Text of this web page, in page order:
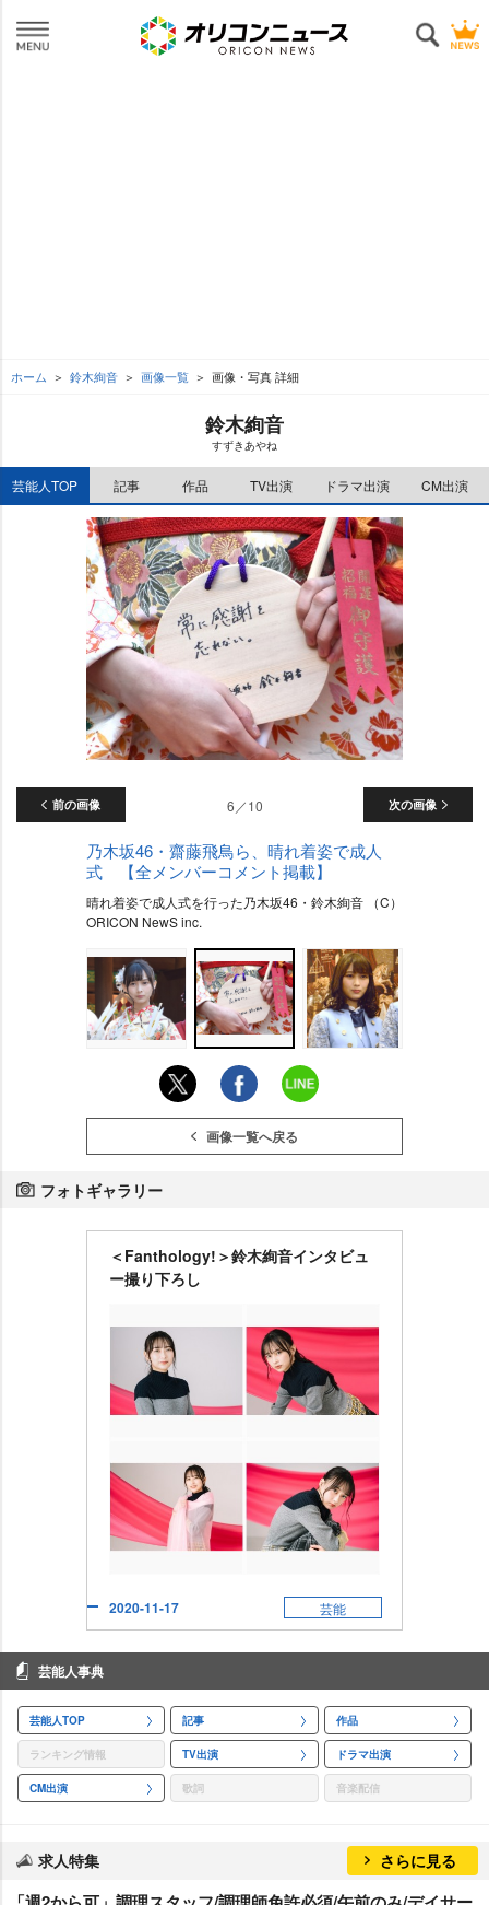
ホーム 鈴木絢音 画像一覧 画像・写真 詳細
鈴木絢音
すずきあやね
芸能人TOP 記事 作品 TV出演 ドラマ出演 CM出演
前の画像 次の画像
6／10
乃木坂46・齋藤飛鳥ら、晴れ着姿で成人
式 【全メンバーコメント掲載】
晴れ着姿で成人式を行った乃木坂46・鈴木絢音 （C）
ORICON NewS inc.
画像一覧へ戻る
フォトギャラリー
＜Fanthology!＞鈴木絢音インタビュ
ー撮り下ろし
2020-11-17 芸能
芸能人事典
芸能人TOP 記事 作品
ランキング情報 TV出演 ドラマ出演
CM出演 歌詞 音楽配信
求人特集 さらに見る